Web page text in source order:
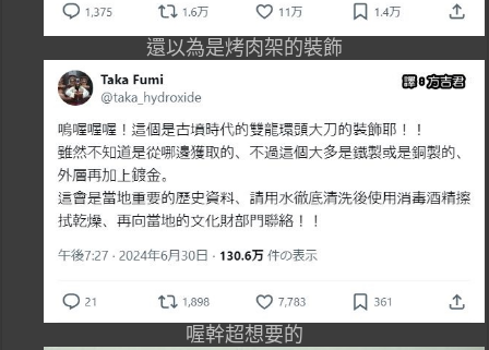
還以為是烤肉架的裝飾
喔幹超想要的